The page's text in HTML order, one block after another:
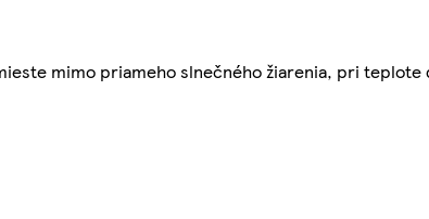
mimo priameho slnečného žiarenia, pri teplote